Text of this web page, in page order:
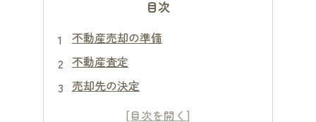
目次
不動産売却の準備
不動産査定
売却先の決定